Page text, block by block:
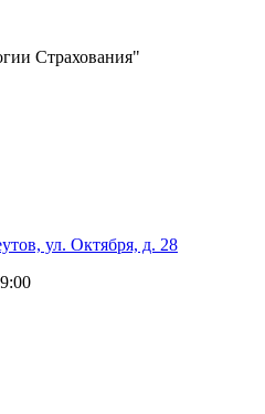
Страхования"
ул. Октября, д. 28